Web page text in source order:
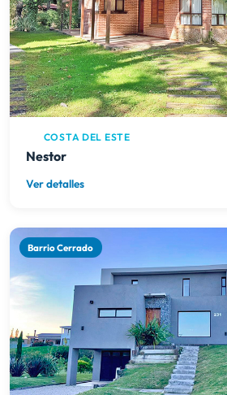
COSTA DEL ESTE
Nestor
Ver detalles
Barrio Cerrado